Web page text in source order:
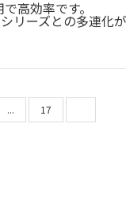
高効率です。
リーズとの多連化が
... 17